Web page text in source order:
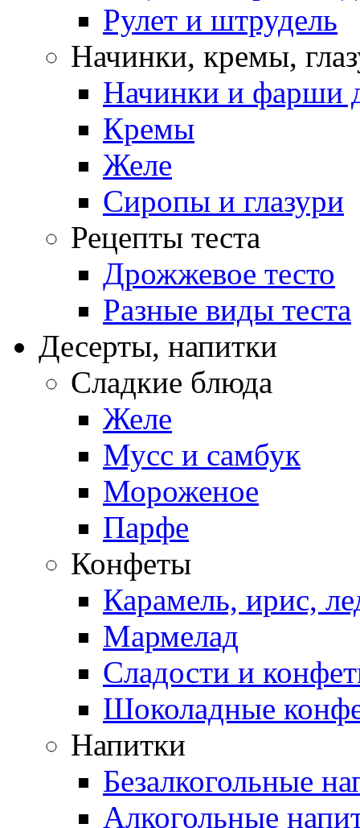
Рулет и штрудель
Начинки, кремы,
Начинки и фарши
Кремы
Желе
Сиропы и глазури
Рецепты теста
Дрожжевое тесто
Разные виды теста
Десерты, напитки
Сладкие блюда
Желе
Мусс и самбук
Мороженое
Парфе
Конфеты
Карамель, ирис,
Мармелад
Сладости и
Шоколадные
Напитки
Безалкогольные
Алкогольные